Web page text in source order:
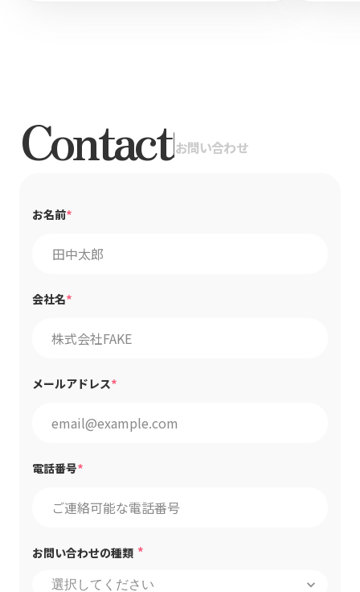
Contact|お問い合わせ
お名前*
会社名*
メールアドレス*
電話番号*
お問い合わせの種類 *
keyboard_arrow_down